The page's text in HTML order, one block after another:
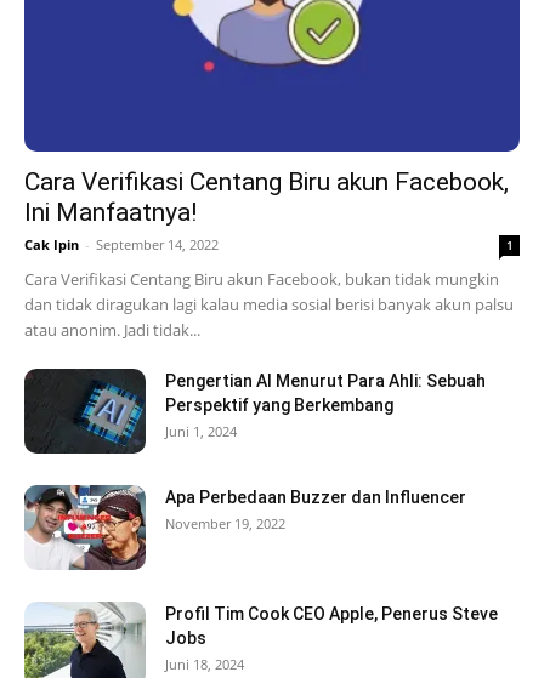
Cara Verifikasi Centang Biru akun Facebook,
Ini Manfaatnya!
Cak Ipin - September 14, 2022 1
Cara Verifikasi Centang Biru akun Facebook, bukan tidak mungkin
dan tidak diragukan lagi kalau media sosial berisi banyak akun palsu
atau anonim. Jadi tidak...
Pengertian AI Menurut Para Ahli: Sebuah
Perspektif yang Berkembang
Juni 1, 2024
Apa Perbedaan Buzzer dan Influencer
November 19, 2022
Profil Tim Cook CEO Apple, Penerus Steve
Jobs
Juni 18, 2024